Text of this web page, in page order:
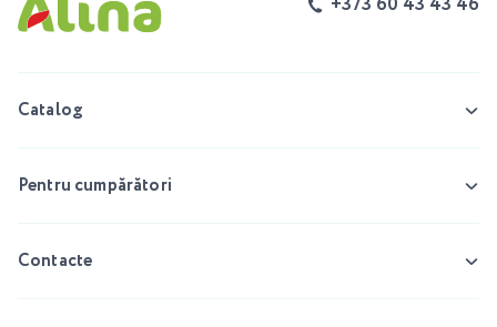
Catalog
Pentru cumpărători
Contacte